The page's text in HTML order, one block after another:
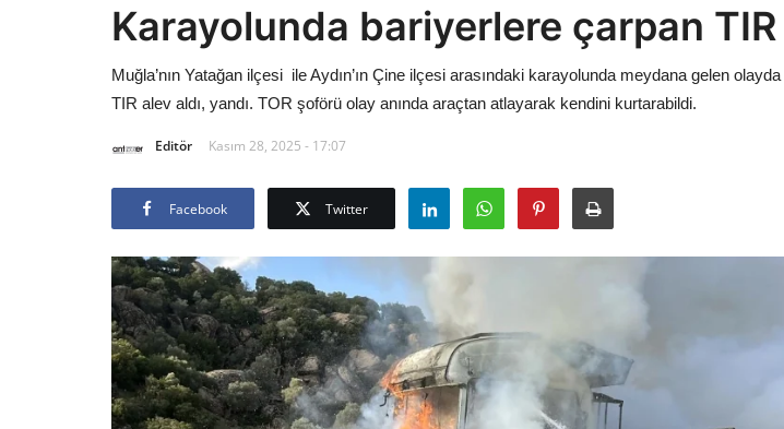
Karayolunda bariyerlere çarpan TIR
Muğla’nın Yatağan ilçesi ile Aydın’ın Çine ilçesi arasındaki karayolunda meydana gelen
TIR alev aldı, yandı. TOR şoförü olay anında araçtan atlayarak kendini kurtarabildi.
Editör Kasım 28, 2025 - 17:07
Facebook Twitter